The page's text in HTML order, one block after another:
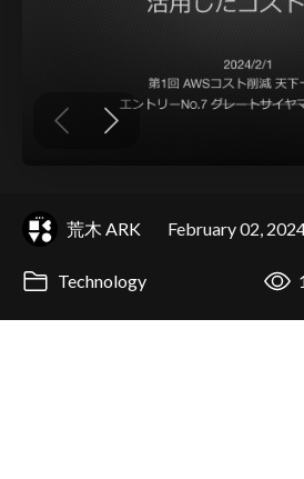
荒木 ARK February 02,
Technology